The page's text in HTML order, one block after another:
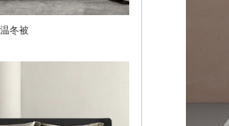
冬被